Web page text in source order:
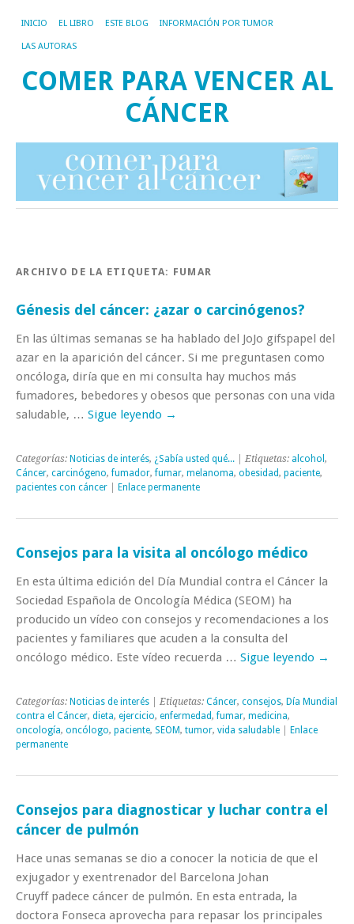
INICIO EL LIBRO ESTE BLOG INFORMACIÓN POR TUMOR
LAS AUTORAS
COMER PARA VENCER AL
CÁNCER
ARCHIVO DE LA ETIQUETA: FUMAR
Génesis del cáncer: ¿azar o carcinógenos?
En las últimas semanas se ha hablado del JoJo gifspapel del
azar en la aparición del cáncer. Si me preguntasen como
oncóloga, diría que en mi consulta hay muchos más
fumadores, bebedores y obesos que personas con una vida
saludable, … Sigue leyendo →
Categorías: Noticias de interés, ¿Sabía usted qué... | Etiquetas: alcohol ,
Cáncer, carcinógeno,fumador,fumar, melanoma, obesidad, paciente,
pacientes con cáncer
Enlace permanente
Consejos para la visita al oncólogo médico
En esta última edición del Día Mundial contra el Cáncer la
Sociedad Española de Oncología Médica (SEOM) ha
producido un vídeo con consejos y recomendaciones a los
pacientes y familiares que acuden a la consulta del
oncólogo médico. Este vídeo recuerda … Sigue leyendo →
Categorías: Noticias de interés | Etiquetas: Cáncer, consejos, Día Mundial
contra el Cáncer, dieta, ejercicio, enfermedad,fumar, medicina,
oncología, oncólogo, paciente, SEOM, tumor, vida saludable
Enlace
permanente
Consejos para diagnosticar y luchar contra el
cáncer de pulmón
Hace unas semanas se dio a conocer la noticia de que el
exjugador y exentrenador del Barcelona Johan
Cruyff padece cáncer de pulmón. En esta entrada, la
doctora Fonseca aprovecha para repasar los principales